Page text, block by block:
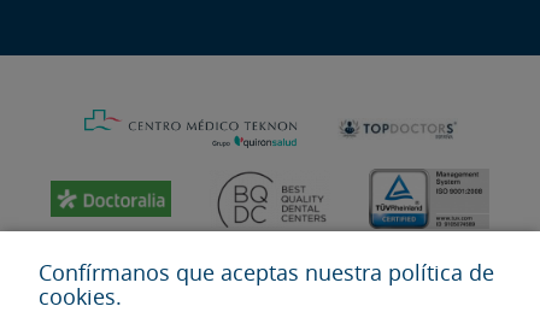
Confírmanos que aceptas nuestra política de
cookies.